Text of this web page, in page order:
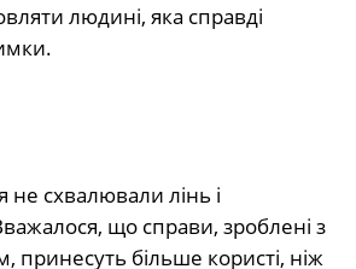
людині, яка справді
не схвалювали лінь і
що справи, зроблені з
принесуть більше користі, ніж